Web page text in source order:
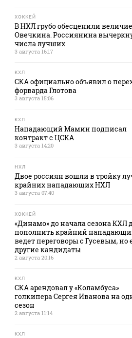
ХОККЕЙ
В НХЛ грубо обесценили величие
Овечкина. Россиянина
числа лучших
3 августа 16:17
КХЛ
СКА официально объявил о
форварда Глотова
3 августа 15:06
КХЛ
Нападающий Мамин подписал
контракт с ЦСКА
3 августа 14:20
НХЛ
Двое россиян вошли в тройку
крайних нападающих НХЛ
3 августа 07:40
ХОККЕЙ
«Динамо» до начала сезона КХЛ
пополнить крайний
ведет переговоры с Гусевым, но
другие кандидаты
2 августа 20:16
КХЛ
СКА арендовал у «Коламбуса»
голкипера Сергея Иванова на
сезон
2 августа 11:14
КХЛ